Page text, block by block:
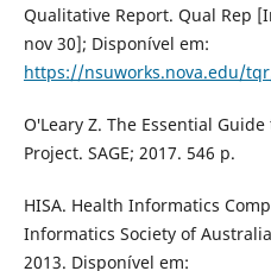
Qualitative Report. Qual Rep
nov 30]; Disponível em:
https://nsuworks.nova.edu/
O′Leary Z. The Essential
Project. SAGE; 2017. 546 p.
HISA. Health Informatics
Informatics Society of
2013. Disponível em: